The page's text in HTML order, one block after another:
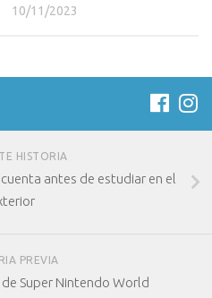
10/11/2023
HISTORIA
antes de estudiar en el
PREVIA
Super Nintendo World